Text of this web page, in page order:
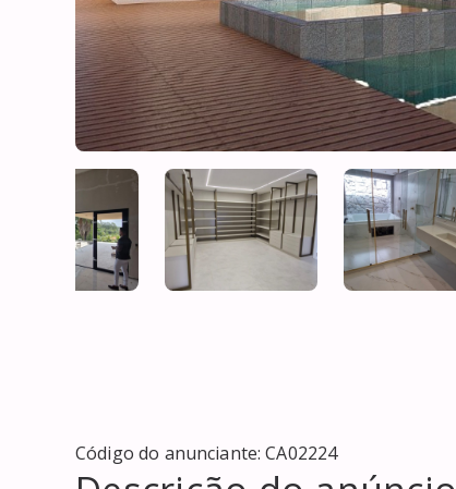
Código do anunciante:CA02224